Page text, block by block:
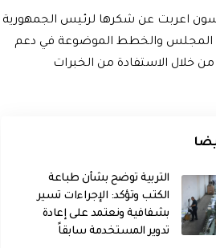
اعربت عن شكرها لرئيس الجمهورية
المجلس والخطط الموضوعة في دعم
من خلال الاستفادة من الخبرات
التربية توضح بشأن طباعة
الكتب وتؤكد: الإجراءات تسير
بشفافية ونعتمد على إعادة
تدوير المستخدمة سابقاً